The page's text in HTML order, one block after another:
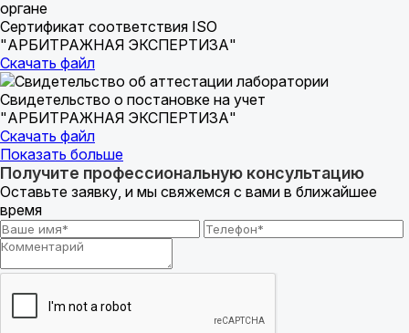
Сертификат соответствия ISO
"АРБИТРАЖНАЯ ЭКСПЕРТИЗА"
Скачать файл
Свидетельство о постановке на учет
"АРБИТРАЖНАЯ ЭКСПЕРТИЗА"
Скачать файл
Показать больше
Получите профессиональную консультацию
Оставьте заявку, и мы свяжемся с вами в ближайшее
время